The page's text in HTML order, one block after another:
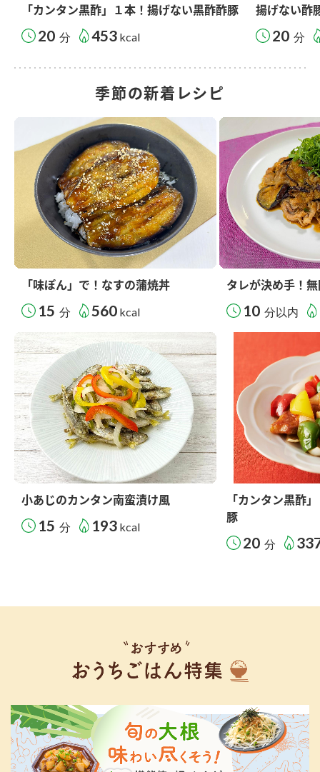
「カンタン黒酢」１本！揚げない黒酢酢豚
20 分 453 kcal
揚げない酢
20 分
季節の新着レシピ
「味ぽん」で！なすの蒲焼丼
15 分 560 kcal
タレが決め手！
10 分以内
小あじのカンタン南蛮漬け風
15 分 193 kcal
「カンタン黒酢
豚
20 分